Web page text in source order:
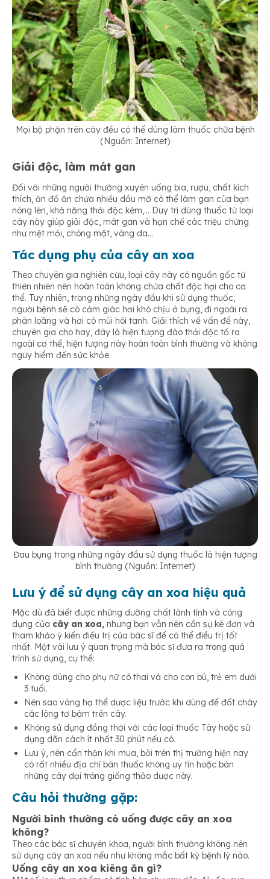
Mọi bộ phận trên cây đều có thể dùng làm thuốc chữa bệnh
(Nguồn: Internet)
Giải độc, làm mát gan
Đối với những người thường xuyên uống bia, rượu, chất kích
thích, ăn đồ ăn chứa nhiều dầu mỡ có thể làm gan của bạn
nóng lên, khả năng thải độc kém,… Duy trì dùng thuốc từ loại
cây này giúp giải độc, mát gan và hạn chế các triệu chứng
như mệt mỏi, chóng mặt, vàng da…
Tác dụng phụ của cây an xoa
Theo chuyên gia nghiên cứu, loại cây này có nguồn gốc từ
thiên nhiên nên hoàn toàn không chứa chất độc hại cho cơ
thể. Tuy nhiên, trong những ngày đầu khi sử dụng thuốc,
người bệnh sẽ có cảm giác hơi khó chịu ở bụng, đi ngoài ra
phân loãng và hơi có mùi hôi tanh. Giải thích về vấn đề này,
chuyên gia cho hay, đây là hiện tượng đào thải độc tố ra
ngoài cơ thể, hiện tượng này hoàn toàn bình thường và không
nguy hiểm đến sức khỏe.
Đau bụng trong những ngày đầu sử dụng thuốc là hiện tượng
bình thường (Nguồn: Internet)
Lưu ý để sử dụng cây an xoa hiệu quả
Mặc dù đã biết được những dưỡng chất lành tính và công
dụng của cây an xoa, nhưng bạn vẫn nên cần sự kê đơn và
tham khảo ý kiến điều trị của bác sĩ để có thể điều trị tốt
nhất. Một vài lưu ý quan trọng mà bác sĩ đưa ra trong quá
trình sử dụng, cụ thể:
Không dùng cho phụ nữ có thai và cho con bú, trẻ em dưới
3 tuổi.
Nên sao vàng hạ thể dược liệu trước khi dùng để đốt cháy
các lông tơ bám trên cây.
Không sử dụng đồng thời với các loại thuốc Tây hoặc sử
dụng dãn cách ít nhất 30 phút nếu có.
Lưu ý, nên cẩn thận khi mua, bởi trên thị trường hiện nay
có rất nhiều địa chỉ bán thuốc không uy tín hoặc bán
những cây dại trông giống thảo dược này.
Câu hỏi thường gặp:
Người bình thường có uống được cây an xoa
không?
Theo các bác sĩ chuyên khoa, người bình thường không nên
sử dụng cây an xoa nếu như không mắc bất kỳ bệnh lý nào.
Uống cây an xoa kiêng ăn gì?